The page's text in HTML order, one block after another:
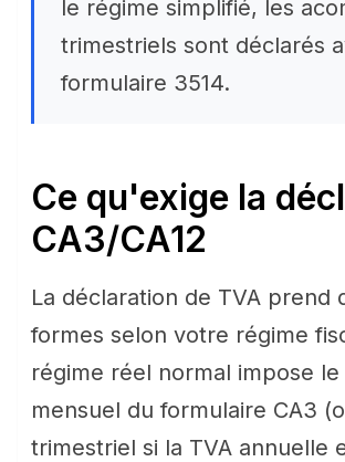
le régime simplifié, les
trimestriels sont déclarés
formulaire 3514.
Ce qu'exige la
CA3/CA12
La déclaration de TVA prend
formes selon votre régime
régime réel normal impose
mensuel du formulaire CA3
trimestriel si la TVA annuelle